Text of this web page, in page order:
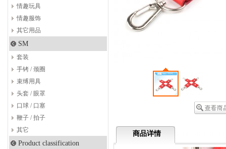
情趣玩具
情趣服饰
其它用品
SM
套装
手铐 / 颈圈
束缚用具
头套 / 眼罩
口球 / 口塞
鞭子 / 拍子
其它
Product classification
商品详情